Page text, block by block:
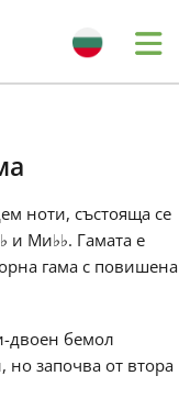
ноти, състояща се
♭ и Ми♭♭. Гамата е
гама с повишена
двоен бемол
започва от втора